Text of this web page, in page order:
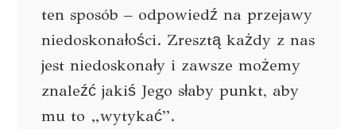
ten sposób – odpowiedź na przejawy
niedoskonałości. Zresztą każdy z nas
jest niedoskonały i zawsze możemy
znaleźć jakiś Jego słaby punkt, aby
mu to „wytykać”.